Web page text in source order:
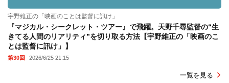
宇野維正の「映画のことは監督に訊け」
『マジカル・シークレット・ツアー』で飛躍。天野千尋監督の“生
きてる人間のリアリティ”を切り取る方法【宇野維正の「映画のこ
とは監督に訊け」】
第30回 2026/6/25 21:15
一覧を見る